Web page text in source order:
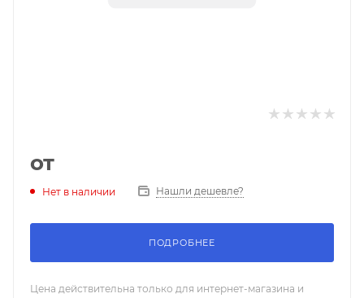
от
Нет в наличии Нашли дешевле?
ПОДРОБНЕЕ
Цена действительна только для интернет-магазина и